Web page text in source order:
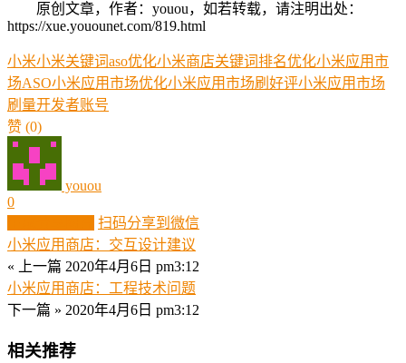
原创文章，作者：youou，如若转载，请注明出处：
https://xue.youounet.com/819.html
小米小米关键词aso优化小米商店关键词排名优化小米应用市
场ASO小米应用市场优化小米应用市场刷好评小米应用市场
刷量开发者账号
赞 (0)
youou
0
扫码分享到微信
小米应用商店：交互设计建议
« 上一篇 2020年4月6日 pm3:12
小米应用商店：工程技术问题
下一篇 » 2020年4月6日 pm3:12
相关推荐